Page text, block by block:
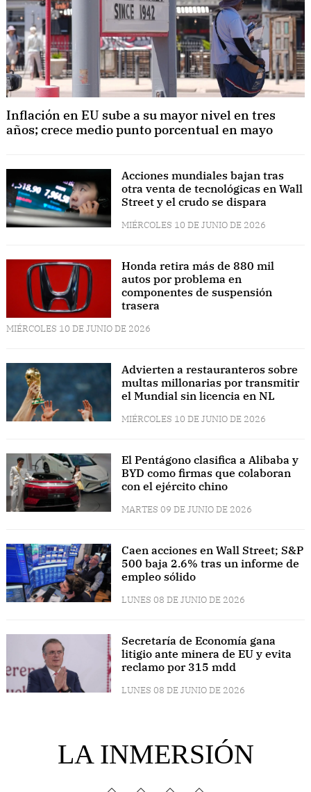
Inflación en EU sube a su mayor nivel en tres
años; crece medio punto porcentual en mayo
Acciones mundiales bajan tras
otra venta de tecnológicas en Wall
Street y el crudo se dispara
MIÉRCOLES 10 DE JUNIO DE 2026
Honda retira más de 880 mil
autos por problema en
componentes de suspensión
trasera
MIÉRCOLES 10 DE JUNIO DE 2026
Advierten a restauranteros sobre
multas millonarias por transmitir
el Mundial sin licencia en NL
MIÉRCOLES 10 DE JUNIO DE 2026
El Pentágono clasifica a Alibaba y
BYD como firmas que colaboran
con el ejército chino
MARTES 09 DE JUNIO DE 2026
Caen acciones en Wall Street; S&P
500 baja 2.6% tras un informe de
empleo sólido
LUNES 08 DE JUNIO DE 2026
Secretaría de Economía gana
litigio ante minera de EU y evita
reclamo por 315 mdd
LUNES 08 DE JUNIO DE 2026
LA INMERSIÓN